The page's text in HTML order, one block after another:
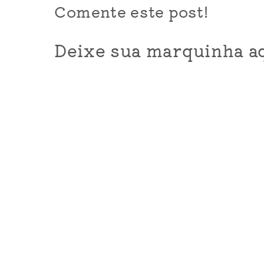
Comente este post!
Deixe sua marquinha